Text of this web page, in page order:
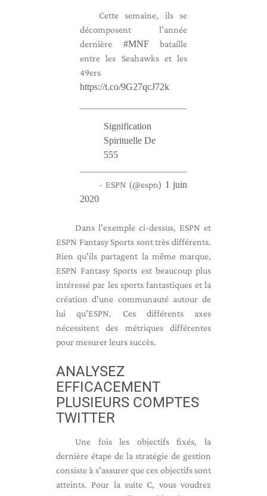
Cette semaine, ils se
décomposent l'année
dernière #MNFbataille
entre les Seahawks et les
49ers
https://t.co/9G27qcJ72k
Signification
Spirituelle De
555
- ESPN (@espn) 1 juin
2020
Dans l'exemple ci-dessus, ESPN et
ESPN Fantasy Sports sont très différents.
Bien qu'ils partagent la même marque,
ESPN Fantasy Sports est beaucoup plus
intéressé par les sports fantastiques et la
création d'une communauté autour de
lui qu'ESPN. Ces différents axes
nécessitent des métriques différentes
pour mesurer leurs succès.
ANALYSEZ
EFFICACEMENT
PLUSIEURS COMPTES
TWITTER
Une fois les objectifs fixés, la
dernière étape de la stratégie de gestion
consiste à s'assurer que ces objectifs sont
atteints. Pour la suite C, vous voudrez